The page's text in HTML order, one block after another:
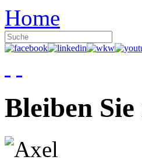
Home
Bleiben